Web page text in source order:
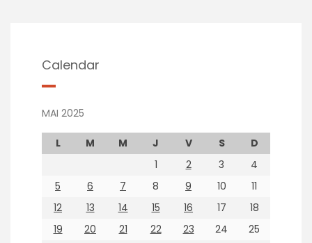
Calendar
MAI 2025
L M M J V S
D
1
2 3
4
5
6 7 8 9 10
11
12
13 14 15 16 17
18
19
20 21 22 23 24
25